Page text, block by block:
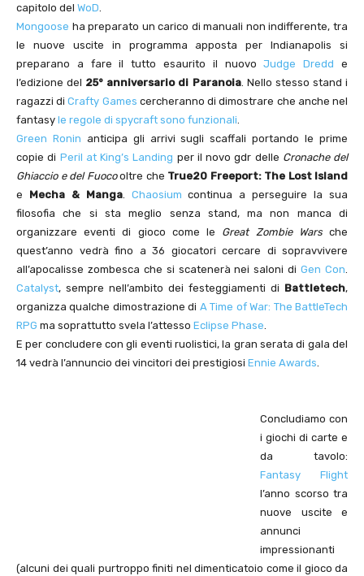
capitolo del WoD.
Mongoose ha preparato un carico di manuali non indifferente, tra
le nuove uscite in programma apposta per Indianapolis si
preparano a fare il tutto esaurito il nuovoJudge Dredd e
l’edizione del 25° anniversario di Paranoia. Nello stesso stand i
ragazzi diCrafty Games cercheranno di dimostrare che anche nel
fantasy le regole di spycraft sono funzionali.
Green Ronin anticipa gli arrivi sugli scaffali portando le prime
copie di Peril at King’s Landing per il novo gdr delle Cronache del
Ghiaccio e del Fuocooltre che True20 Freeport: The Lost Island
e Mecha & Manga. Chaosium continua a perseguire la sua
filosofia che si sta meglio senza stand, ma non manca di
organizzare eventi di gioco come le Great Zombie Warsche
quest’anno vedrà fino a 36 giocatori cercare di sopravvivere
all’apocalisse zombesca che si scatenerà nei saloni diGen Con.
Catalyst, sempre nell’ambito dei festeggiamenti di Battletech,
organizza qualche dimostrazione di A Time of War: The BattleTech
RPG ma soprattutto svela l’attesso Eclipse Phase.
E per concludere con gli eventi ruolistici, la gran serata di gala del
14 vedrà l’annuncio dei vincitori dei prestigiosi Ennie Awards.
Concludiamo con
i giochi di carte e
da tavolo:
Fantasy Flight
l’anno scorso tra
nuove uscite e
annunci
impressionanti
(alcuni dei quali purtroppo finiti nel dimenticatoio come il gioco da